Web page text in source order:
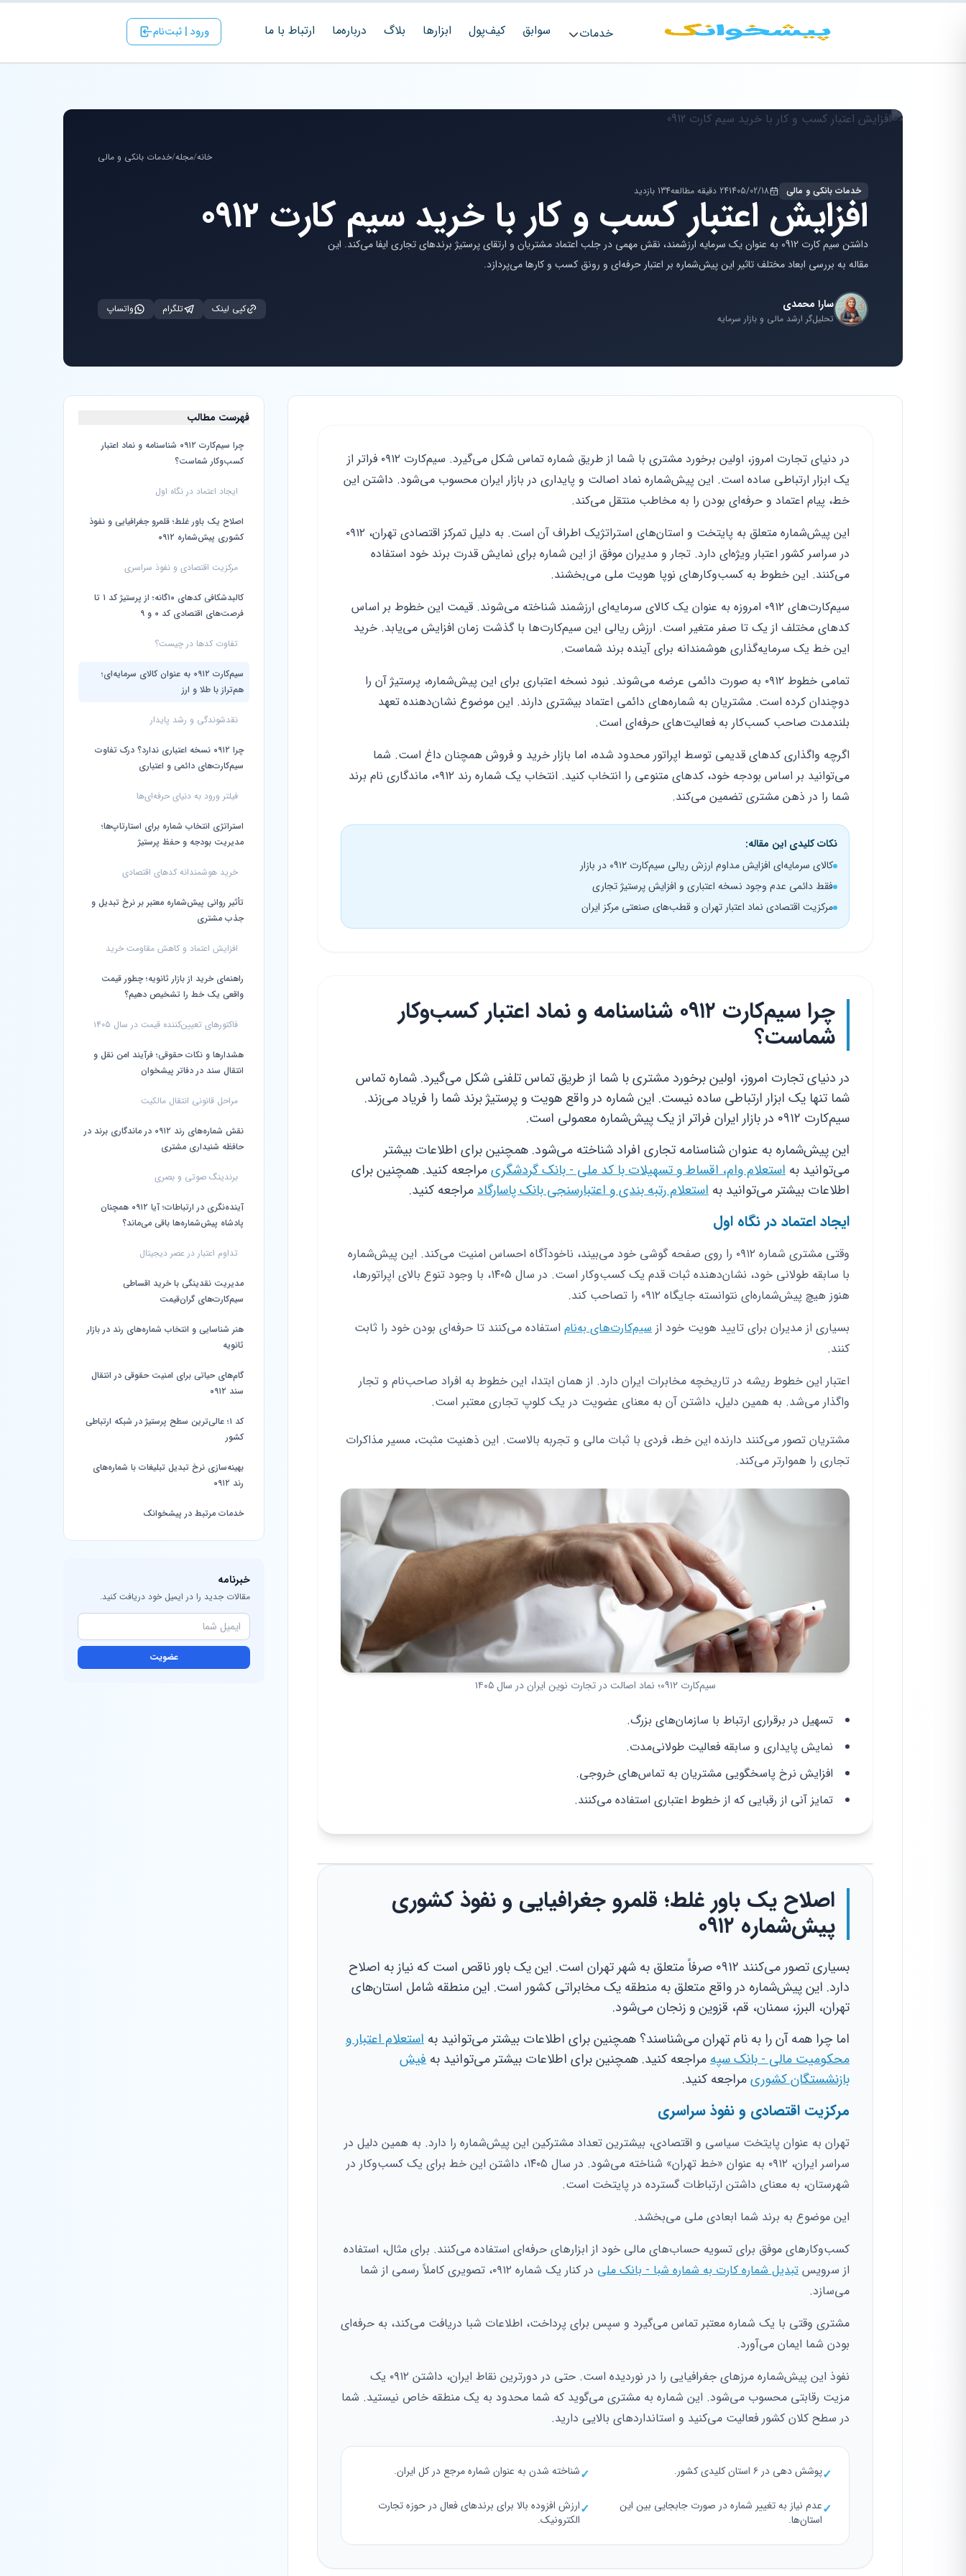
خدمات سوابق کیف‌پول ابزارها بلاگ درباره‌ما ارتباط با ‌ما ورود | ثبت‌نام
خانه/مجله/خدمات بانکی و مالی
خدمات بانکی و مالی 1405/02/1824 دقیقه مطالعه 134 بازدید
افزایش اعتبار کسب و کار با خرید سیم کارت 0912
داشتن سیم کارت 0912 به عنوان یک سرمایه ارزشمند، نقش مهمی در جلب اعتماد مشتریان و ارتقای پرستیژ برندهای تجاری ایفا می‌کند. این
مقاله به بررسی ابعاد مختلف تاثیر این پیش‌شماره بر اعتبار حرفه‌ای و رونق کسب و کارها می‌پردازد.
سارا محمدی
تحلیل‌گر ارشد مالی و بازار سرمایه
کپی لینک تلگرام واتساپ
فهرست مطالب
چرا سیم‌کارت ۰۹۱۲ شناسنامه و نماد اعتبار
کسب‌وکار شماست؟
ایجاد اعتماد در نگاه اول
اصلاح یک باور غلط؛ قلمرو جغرافیایی و نفوذ
کشوری پیش‌شماره ۰۹۱۲
مرکزیت اقتصادی و نفوذ سراسری
کالبدشکافی کدهای ۱۰گانه؛ از پرستیژ کد ۱ تا
فرصت‌های اقتصادی کد ۰ و ۹
تفاوت کدها در چیست؟
سیم‌کارت ۰۹۱۲ به عنوان کالای سرمایه‌ای؛
هم‌تراز با طلا و ارز
نقدشوندگی و رشد پایدار
چرا ۰۹۱۲ نسخه اعتباری ندارد؟ درک تفاوت
سیم‌کارت‌های دائمی و اعتباری
فیلتر ورود به دنیای حرفه‌ای‌ها
استراتژی انتخاب شماره برای استارتاپ‌ها؛
مدیریت بودجه و حفظ پرستیژ
خرید هوشمندانه کدهای اقتصادی
تأثیر روانی پیش‌شماره معتبر بر نرخ تبدیل و
جذب مشتری
افزایش اعتماد و کاهش مقاومت خرید
راهنمای خرید از بازار ثانویه؛ چطور قیمت
واقعی یک خط را تشخیص دهیم؟
فاکتورهای تعیین‌کننده قیمت در سال ۱۴۰۵
هشدارها و نکات حقوقی؛ فرآیند امن نقل و
انتقال سند در دفاتر پیشخوان
مراحل قانونی انتقال مالکیت
نقش شماره‌های رند ۰۹۱۲ در ماندگاری برند در
حافظه شنیداری مشتری
برندینگ صوتی و بصری
آینده‌نگری در ارتباطات؛ آیا ۰۹۱۲ همچنان
پادشاه پیش‌شماره‌ها باقی می‌ماند؟
تداوم اعتبار در عصر دیجیتال
مدیریت نقدینگی با خرید اقساطی
سیم‌کارت‌های گران‌قیمت
هنر شناسایی و انتخاب شماره‌های رند در بازار
ثانویه
گام‌های حیاتی برای امنیت حقوقی در انتقال
سند ۰۹۱۲
کد ۱؛ عالی‌ترین سطح پرستیژ در شبکه ارتباطی
کشور
بهینه‌سازی نرخ تبدیل تبلیغات با شماره‌های
رند ۰۹۱۲
خدمات مرتبط در پیشخوانک
خبرنامه
مقالات جدید را در ایمیل خود دریافت کنید.
عضویت
در دنیای تجارت امروز، اولین برخورد مشتری با شما از طریق شماره تماس شکل می‌گیرد. سیم‌کارت ۰۹۱۲ فراتر از
یک ابزار ارتباطی ساده است. این پیش‌شماره نماد اصالت و پایداری در بازار ایران محسوب می‌شود. داشتن این
خط، پیام اعتماد و حرفه‌ای بودن را به مخاطب منتقل می‌کند.
این پیش‌شماره متعلق به پایتخت و استان‌های استراتژیک اطراف آن است. به دلیل تمرکز اقتصادی تهران، ۰۹۱۲
در سراسر کشور اعتبار ویژه‌ای دارد. تجار و مدیران موفق از این شماره برای نمایش قدرت برند خود استفاده
می‌کنند. این خطوط به کسب‌وکارهای نوپا هویت ملی می‌بخشند.
سیم‌کارت‌های ۰۹۱۲ امروزه به عنوان یک کالای سرمایه‌ای ارزشمند شناخته می‌شوند. قیمت این خطوط بر اساس
کدهای مختلف از یک تا صفر متغیر است. ارزش ریالی این سیم‌کارت‌ها با گذشت زمان افزایش می‌یابد. خرید
این خط یک سرمایه‌گذاری هوشمندانه برای آینده برند شماست.
تمامی خطوط ۰۹۱۲ به صورت دائمی عرضه می‌شوند. نبود نسخه اعتباری برای این پیش‌شماره، پرستیژ آن را
دوچندان کرده است. مشتریان به شماره‌های دائمی اعتماد بیشتری دارند. این موضوع نشان‌دهنده تعهد
بلندمدت صاحب کسب‌کار به فعالیت‌های حرفه‌ای است.
اگرچه واگذاری کدهای قدیمی توسط اپراتور محدود شده، اما بازار خرید و فروش همچنان داغ است. شما
می‌توانید بر اساس بودجه خود، کدهای متنوعی را انتخاب کنید. انتخاب یک شماره رند ۰۹۱۲، ماندگاری نام برند
شما را در ذهن مشتری تضمین می‌کند.
نکات کلیدی این مقاله:
کالای سرمایه‌ای افزایش مداوم ارزش ریالی سیم‌کارت ۰۹۱۲ در بازار
فقط دائمی عدم وجود نسخه اعتباری و افزایش پرستیژ تجاری
مرکزیت اقتصادی نماد اعتبار تهران و قطب‌های صنعتی مرکز ایران
چرا سیم‌کارت ۰۹۱۲ شناسنامه و نماد اعتبار کسب‌وکار
شماست؟
در دنیای تجارت امروز، اولین برخورد مشتری با شما از طریق تماس تلفنی شکل می‌گیرد. شماره تماس
شما تنها یک ابزار ارتباطی ساده نیست. این شماره در واقع هویت و پرستیژ برند شما را فریاد می‌زند.
سیم‌کارت ۰۹۱۲ در بازار ایران فراتر از یک پیش‌شماره معمولی است.
این پیش‌شماره به عنوان شناسنامه تجاری افراد شناخته می‌شود. همچنین برای اطلاعات بیشتر
می‌توانید به استعلام وام، اقساط و تسهیلات با کد ملی - بانک گردشگریمراجعه کنید. همچنین برای
اطلاعات بیشتر می‌توانید به استعلام رتبه بندی و اعتبارسنجی بانک پاسارگادمراجعه کنید.
ایجاد اعتماد در نگاه اول
وقتی مشتری شماره ۰۹۱۲ را روی صفحه گوشی خود می‌بیند، ناخودآگاه احساس امنیت می‌کند. این پیش‌شماره
با سابقه طولانی خود، نشان‌دهنده ثبات قدم یک کسب‌وکار است. در سال ۱۴۰۵، با وجود تنوع بالای اپراتورها،
هنوز هیچ پیش‌شماره‌ای نتوانسته جایگاه ۰۹۱۲ را تصاحب کند.
بسیاری از مدیران برای تایید هویت خود از سیم‌کارت‌های به‌نام استفاده می‌کنند تا حرفه‌ای بودن خود را ثابت
کنند.
اعتبار این خطوط ریشه در تاریخچه مخابرات ایران دارد. از همان ابتدا، این خطوط به افراد صاحب‌نام و تجار
واگذار می‌شد. به همین دلیل، داشتن آن به معنای عضویت در یک کلوپ تجاری معتبر است.
مشتریان تصور می‌کنند دارنده این خط، فردی با ثبات مالی و تجربه بالاست. این ذهنیت مثبت، مسیر مذاکرات
تجاری را هموارتر می‌کند.
سیم‌کارت ۰۹۱۲؛ نماد اصالت در تجارت نوین ایران در سال ۱۴۰۵
تسهیل در برقراری ارتباط با سازمان‌های بزرگ.
نمایش پایداری و سابقه فعالیت طولانی‌مدت.
افزایش نرخ پاسخگویی مشتریان به تماس‌های خروجی.
تمایز آنی از رقبایی که از خطوط اعتباری استفاده می‌کنند.
اصلاح یک باور غلط؛ قلمرو جغرافیایی و نفوذ کشوری
پیش‌شماره ۰۹۱۲
بسیاری تصور می‌کنند ۰۹۱۲ صرفاً متعلق به شهر تهران است. این یک باور ناقص است که نیاز به اصلاح
دارد. این پیش‌شماره در واقع متعلق به منطقه یک مخابراتی کشور است. این منطقه شامل استان‌های
تهران، البرز، سمنان، قم، قزوین و زنجان می‌شود.
اما چرا همه آن را به نام تهران می‌شناسند؟ همچنین برای اطلاعات بیشتر می‌توانید به استعلام اعتبار و
محکومیت مالی - بانک سپهمراجعه کنید. همچنین برای اطلاعات بیشتر می‌توانید به فیش
بازنشستگان کشوریمراجعه کنید.
مرکزیت اقتصادی و نفوذ سراسری
تهران به عنوان پایتخت سیاسی و اقتصادی، بیشترین تعداد مشترکین این پیش‌شماره را دارد. به همین دلیل در
سراسر ایران، ۰۹۱۲ به عنوان «خط تهران» شناخته می‌شود. در سال ۱۴۰۵، داشتن این خط برای یک کسب‌وکار در
شهرستان، به معنای داشتن ارتباطات گسترده در پایتخت است.
این موضوع به برند شما ابعادی ملی می‌بخشد.
کسب‌وکارهای موفق برای تسویه حساب‌های مالی خود از ابزارهای حرفه‌ای استفاده می‌کنند. برای مثال، استفاده
از سرویس تبدیل شماره کارت به شماره شبا - بانک ملی
در کنار یک شماره ۰۹۱۲، تصویری کاملاً رسمی از شما
می‌سازد.
مشتری وقتی با یک شماره معتبر تماس می‌گیرد و سپس برای پرداخت، اطلاعات شبا دریافت می‌کند، به حرفه‌ای
بودن شما ایمان می‌آورد.
نفوذ این پیش‌شماره مرزهای جغرافیایی را در نوردیده است. حتی در دورترین نقاط ایران، داشتن ۰۹۱۲ یک
مزیت رقابتی محسوب می‌شود. این شماره به مشتری می‌گوید که شما محدود به یک منطقه خاص نیستید. شما
در سطح کلان کشور فعالیت می‌کنید و استانداردهای بالایی دارید.
✓پوشش دهی در ۶ استان کلیدی کشور. ✓شناخته شدن به عنوان شماره مرجع در کل ایران.
✓عدم نیاز به تغییر شماره در صورت جابجایی بین این
استان‌ها.
✓ارزش افزوده بالا برای برندهای فعال در حوزه تجارت
الکترونیک.